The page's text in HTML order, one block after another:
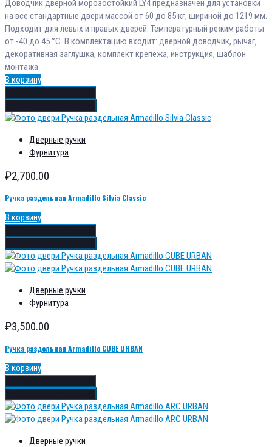
Доводчик дверной морозостойкий LY4 предназначен для установки
на все стандартные двери массой от 60 до 85 кг, шириной до 1219 мм.
Подходит для левых и правых дверей. Температурный режим работы
от -40 до 45 °С. В комплектацию входит: дверной доводчик, рычаг,
декоративная заглушка, комплект крепежа, инструкция, шаблон
монтажа
В корзину
Дверные ручки
Фурнитура
₽2,700.00
Ручка раздельная Armadillo Silvia Classic
В корзину
Дверные ручки
Фурнитура
₽3,500.00
Ручка раздельная Armadillo CUBE URBAN
В корзину
Дверные ручки